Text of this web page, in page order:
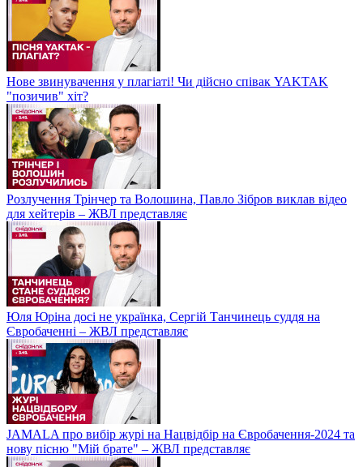
Нове звинувачення у плагіаті! Чи дійсно співак YAKTAK
"позичив" хіт?
Розлучення Трінчер та Волошина, Павло Зібров виклав відео
для хейтерів – ЖВЛ представляє
Юля Юріна досі не українка, Сергій Танчинець суддя на
Євробаченні – ЖВЛ представляє
JAMALA про вибір журі на Нацвідбір на Євробачення-2024 та
нову пісню "Мій брате" – ЖВЛ представляє